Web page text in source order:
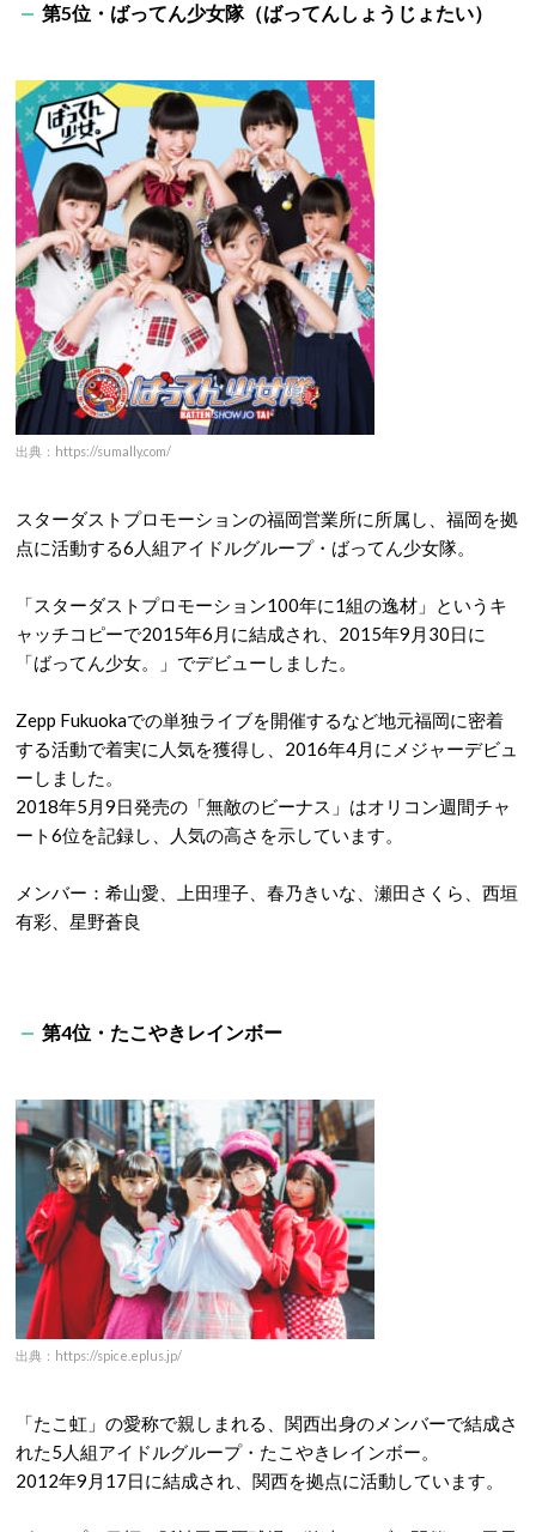
第5位・ばってん少女隊（ばってんしょうじょたい）
出典：https://sumally.com/
スターダストプロモーションの福岡営業所に所属し、福岡を拠
点に活動する6人組アイドルグループ・ばってん少女隊。
「スターダストプロモーション100年に1組の逸材」というキ
ャッチコピーで2015年6月に結成され、2015年9月30日に
「ばってん少女。」でデビューしました。
Zepp Fukuokaでの単独ライブを開催するなど地元福岡に密着
する活動で着実に人気を獲得し、2016年4月にメジャーデビュ
ーしました。
2018年5月9日発売の「無敵のビーナス」はオリコン週間チャ
ート6位を記録し、人気の高さを示しています。
メンバー：希山愛、上田理子、春乃きいな、瀬田さくら、西垣
有彩、星野蒼良
第4位・たこやきレインボー
出典：https://spice.eplus.jp/
「たこ虹」の愛称で親しまれる、関西出身のメンバーで結成さ
れた5人組アイドルグループ・たこやきレインボー。
2012年9月17日に結成され、関西を拠点に活動しています。